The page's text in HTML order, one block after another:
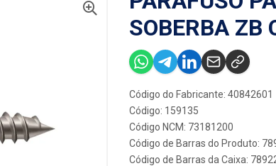
SOBERBA
Código do Fabricante: 40842601
Código: 159135
Código NCM: 73181200
Código de Barras do Produto:
Código de Barras da Caixa: